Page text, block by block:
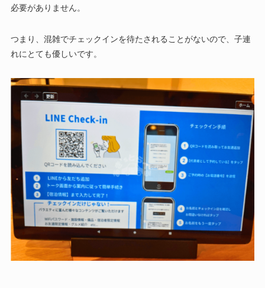
必要がありません。
つまり、混雑でチェックインを待たされることがないので、子連
れにとても優しいです。